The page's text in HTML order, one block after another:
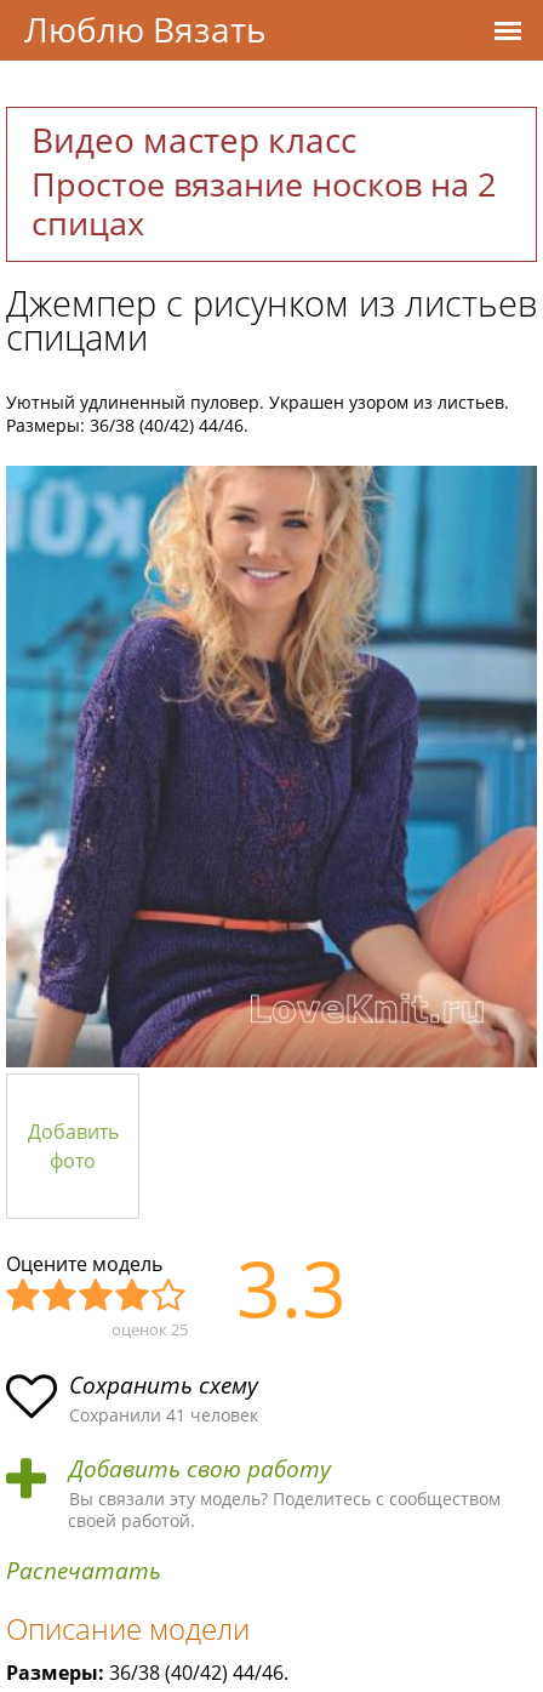
Видео мастер класс
Простое вязание носков на 2
спицах
Джемпер с рисунком из листьев
спицами
Уютный удлиненный пуловер. Украшен узором из листьев.
Размеры: 36/38 (40/42) 44/46.
Добавить
фото
Оцените модель
асн
ая
ма
пло
хая
ма
ыч
ная
ма
Хор
ая
ма
Отл
ая
ма!
оценок 25 3.3
Сохранить схему
Сохранили 41 человек
Добавить свою работу
Вы связали эту модель? Поделитесь с сообществом
своей работой.
Распечатать
Описание модели
Размеры: 36/38 (40/42) 44/46.
Люблю Вязать